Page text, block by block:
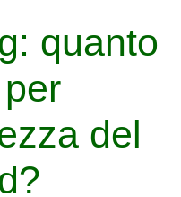
quanto
del